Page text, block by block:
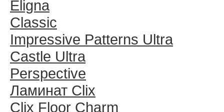
Eligna
Classic
Impressive Patterns Ultra
Castle Ultra
Perspective
Ламинат Clix
Clix Floor Charm